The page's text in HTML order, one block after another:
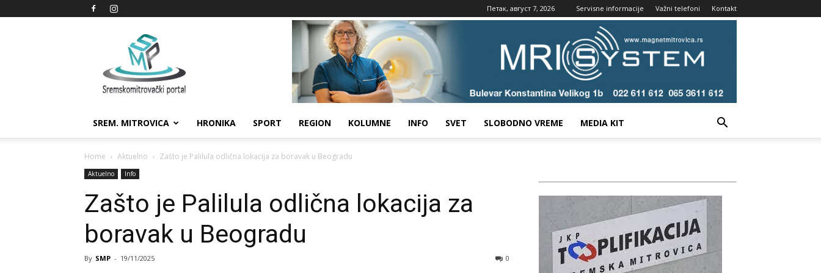
Петак, август 7, 2026 Servisne informacije Važni telefoni Kontakt
Sremskomitrovački
portal
SREM. MITROVICA HRONIKA SPORT REGION KOLUMNE INFO SVET SLOBODNO VREME MEDIA KIT
Home Aktuelno Zašto je Palilula odlična lokacija za boravak u Beogradu
Aktuelno Info
Zašto je Palilula odlična lokacija za
boravak u Beogradu
By SMP - 19/11/2025 0